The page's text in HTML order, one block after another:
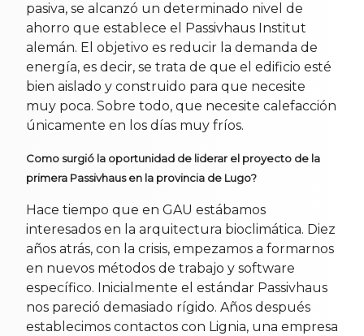
pasiva, se alcanzó un determinado nivel de
ahorro que establece el Passivhaus Institut
alemán. El objetivo es reducir la demanda de
energía, es decir, se trata de que el edificio esté
bien aislado y construido para que necesite
muy poca. Sobre todo, que necesite calefacción
únicamente en los días muy fríos.
Como surgió la oportunidad de liderar el proyecto de la
primera Passivhaus en la provincia de Lugo?
Hace tiempo que en GAU estábamos
interesados en la arquitectura bioclimática. Diez
años atrás, con la crisis, empezamos a formarnos
en nuevos métodos de trabajo y software
específico. Inicialmente el estándar Passivhaus
nos pareció demasiado rígido. Años después
establecimos contactos con Lignia, una empresa